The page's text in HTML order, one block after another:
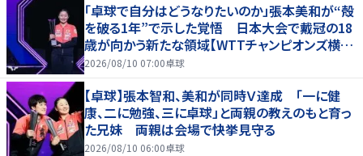
「卓球で自分はどうなりたいのか」張本美和が“殻
を破る1年”で示した覚悟 日本大会で戴冠の18
歳が向かう新たな領域【WTTチャンピオンズ横浜
2026】
2026/08/10 07:00卓球
【卓球】張本智和、美和が同時Ｖ達成 「一に健
康、二に勉強、三に卓球」と両親の教えのもと育っ
た兄妹 両親は会場で快挙見守る
2026/08/10 06:00卓球